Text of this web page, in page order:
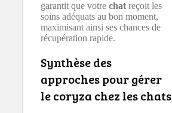
garantit que votre chat reçoit les
soins adéquats au bon moment,
maximisant ainsi ses chances de
récupération rapide.
Synthèse des
approches pour gérer
le coryza chez les chats